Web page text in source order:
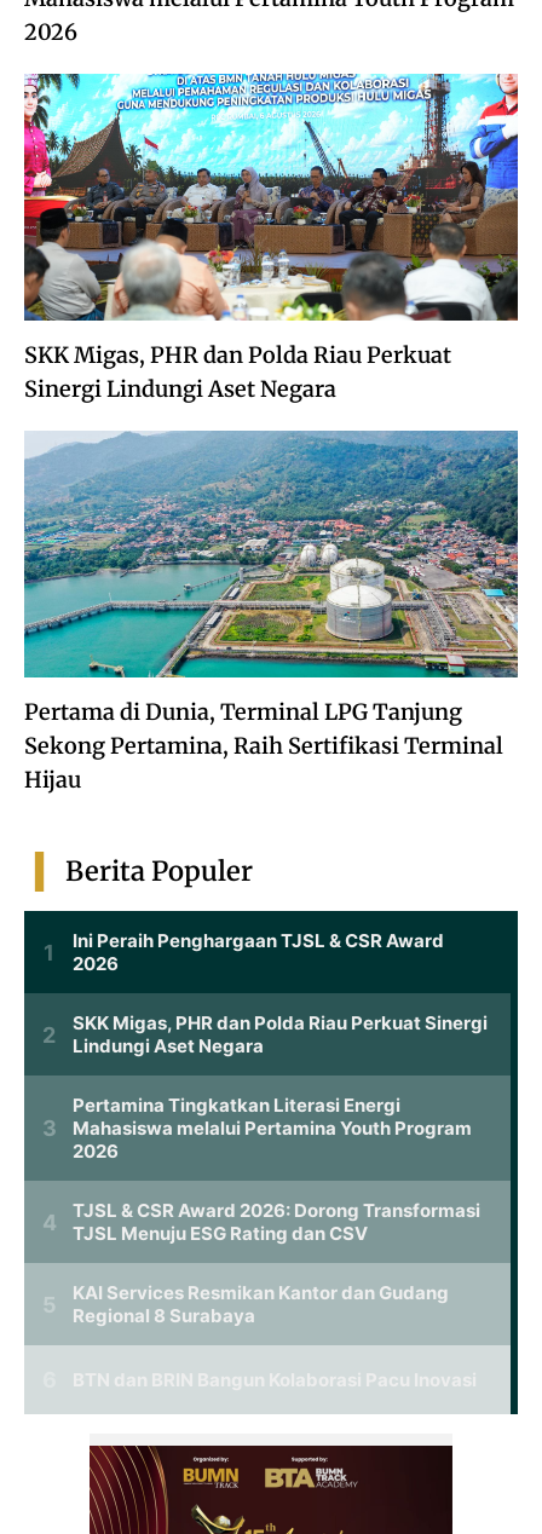
2026
SKK Migas, PHR dan Polda Riau Perkuat
Sinergi Lindungi Aset Negara
Pertama di Dunia, Terminal LPG Tanjung
Sekong Pertamina, Raih Sertifikasi Terminal
Hijau
Berita Populer